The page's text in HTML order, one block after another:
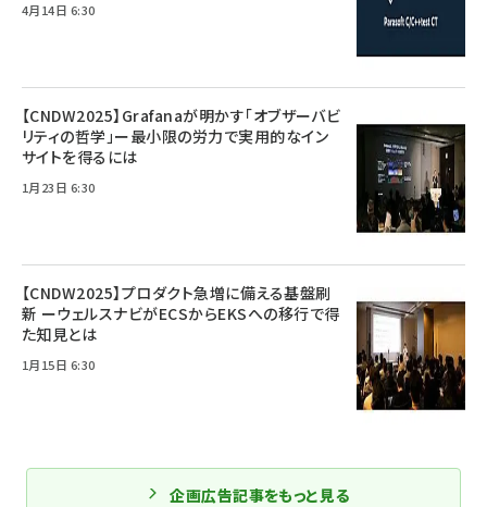
4月14日 6:30
【CNDW2025】Grafanaが明かす「オブザーバビ
リティの哲学」ー最小限の労力で実用的なイン
サイトを得るには
1月23日 6:30
【CNDW2025】プロダクト急増に備える基盤刷
新 ーウェルスナビがECSからEKSへの移行で得
た知見とは
1月15日 6:30
企画広告記事をもっと見る